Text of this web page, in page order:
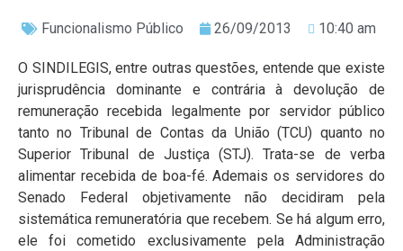
Funcionalismo Público 26/09/2013 10:40 am
O SINDILEGIS, entre outras questões, entende que existe
jurisprudência dominante e contrária à devolução de
remuneração recebida legalmente por servidor público
tanto no Tribunal de Contas da União (TCU) quanto no
Superior Tribunal de Justiça (STJ). Trata-se de verba
alimentar recebida de boa-fé. Ademais os servidores do
Senado Federal objetivamente não decidiram pela
sistemática remuneratória que recebem. Se há algum erro,
ele foi cometido exclusivamente pela Administração